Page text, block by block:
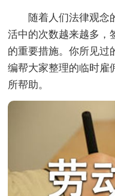
随着人们法律观念的
活中的次数越来越多，
的重要措施。你所见过
编帮大家整理的临时雇
所帮助。